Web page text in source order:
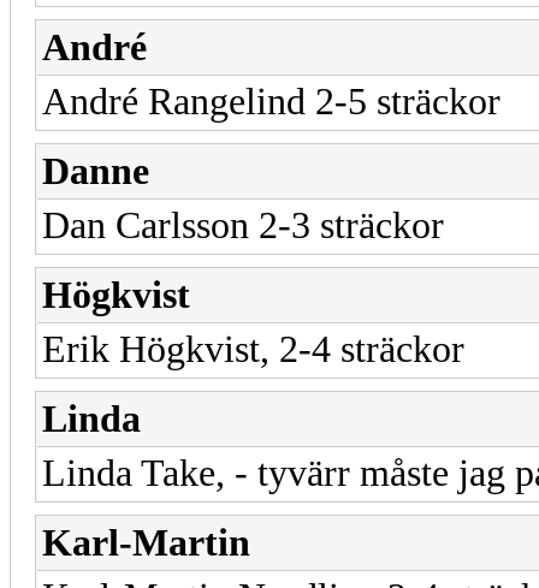
André
André Rangelind 2-5 sträckor
Danne
Dan Carlsson 2-3 sträckor
Högkvist
Erik Högkvist, 2-4 sträckor
Linda
Linda Take, - tyvärr måste jag
Karl-Martin